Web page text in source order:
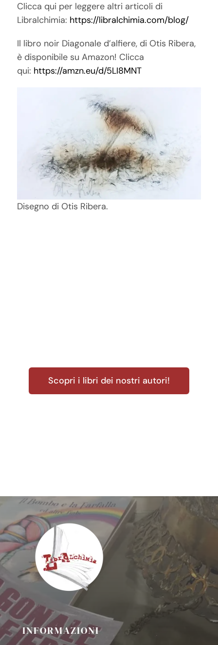
Clicca qui per leggere altri articoli di
Libralchimia: https://libralchimia.com/blog/
Il libro noir Diagonale d’alfiere, di Otis Ribera,
è disponibile su Amazon! Clicca
qui: https://amzn.eu/d/5LI8MNT
Disegno di Otis Ribera.
Scopri i libri dei nostri autori!
INFORMAZIONI